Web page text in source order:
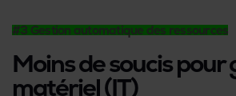
#3 Gestion automatique des ressources
Moins de soucis pour
matériel (IT)